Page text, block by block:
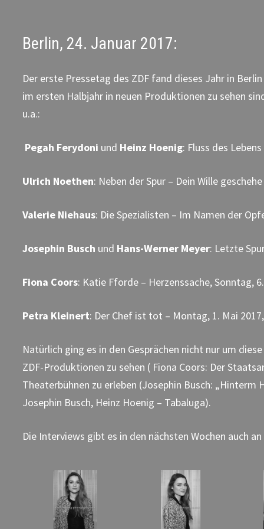
Berlin, 24. Januar 2017:
Der erste Pressetag des ZDF fand dieses Jahr in
im ersten Halbjahr in neuen Produktionen zu sehen
u.a.:
Pegah Ferydoni und Heinz Hoenig: Fluss des
Ulrich Noethen: Neben der Spur – Dein Wille
Valerie Niehaus: Die Spezialisten – Im Namen der
Josephin Busch und Hans-Werner Meyer: Letzte
Fiona Coors: Katie Fforde – Herzenssache, Sonntag,
Petra Kleinert: Der Chef ist tot – Montag, 1. Mai 2017,
Natürlich ging es in den Gesprächen nicht nur um
ZDF-Produktionen zu sehen ( Fiona Coors: Der
Theaterbühnen zu erleben (Josephin Busch:
Josephin Busch, Heinz Hoenig – Tabaluga).
Die Interviews gibt es in den nächsten Wochen auch